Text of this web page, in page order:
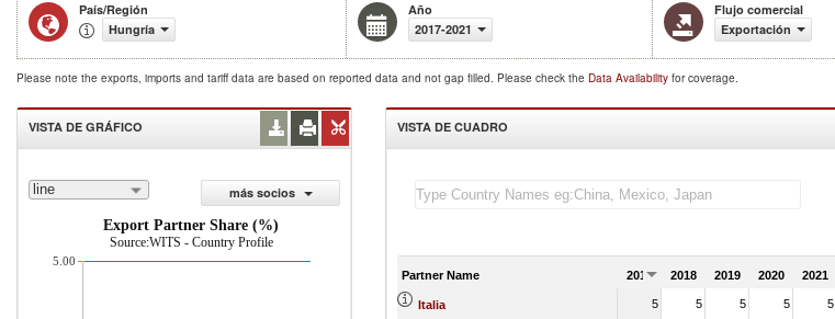
País/Región
Hungría
Año
2017-2021
Flujo comercial
Exportación
Please note the exports, imports and tariff data are based on reported data and not gap filled. Please check the Data Availability for coverage.
VISTA DE GRÁFICO
line
más socios
Export Partner Share (%)
Source:WITS - Country Profile
5.00
VISTA DE CUADRO
Partner Name 2017 2018 2019 2020 2021
Italia 5 5 5 5 5